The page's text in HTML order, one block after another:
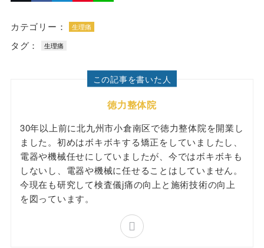
カテゴリー： 生理痛
タグ： 生理痛
この記事を書いた人
徳力整体院
30年以上前に北九州市小倉南区で徳力整体院を開業し
ました。初めはボキボキする矯正をしていましたし、
電器や機械任せにしていましたが、今ではボキボキも
しないし、電器や機械に任せることはしていません。
今現在も研究して検査儀j痛の向上と施術技術の向上
を図っています。